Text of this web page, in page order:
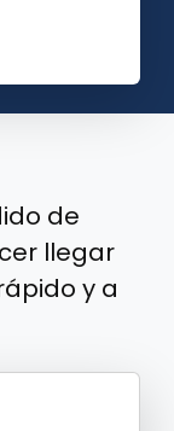
de
llegar
y a